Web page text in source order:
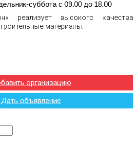
суббота с 09.00 до 18.00
реализует высокого качества
материалы.
организацию
объявление